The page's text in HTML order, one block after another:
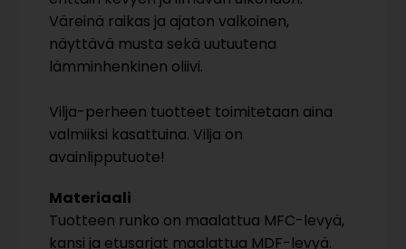
Väreinä raikas ja ajaton valkoinen,
näyttävä musta sekä uutuutena
lämminhenkinen oliivi.
Vilja-perheen tuotteet toimitetaan aina
valmiiksi kasattuina. Vilja on
avainlipputuote!
Materiaali
Tuotteen runko on maalattua MFC-levyä,
kansi ja etusarjat maalattua MDF-levyä.